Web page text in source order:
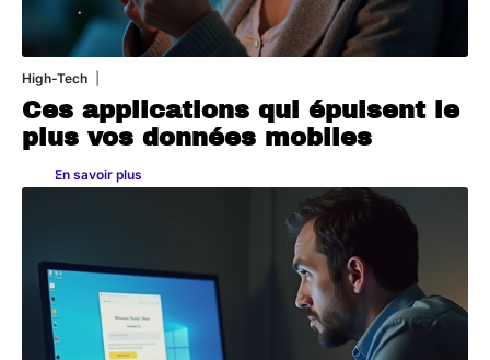
High-Tech
Ces applications qui épuisent le
plus vos données mobiles
En savoir plus